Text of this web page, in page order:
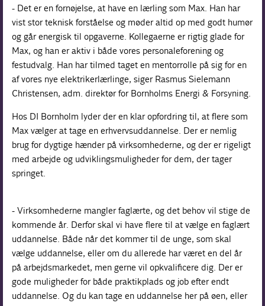
- Det er en fornøjelse, at have en lærling som Max. Han har
vist stor teknisk forståelse og møder altid op med godt humør
og går energisk til opgaverne. Kollegaerne er rigtig glade for
Max, og han er aktiv i både vores personaleforening og
festudvalg. Han har tilmed taget en mentorrolle på sig for en
af vores nye elektrikerlærlinge, siger Rasmus Sielemann
Christensen, adm. direktør for Bornholms Energi & Forsyning.
Hos DI Bornholm lyder der en klar opfordring til, at flere som
Max vælger at tage en erhvervsuddannelse. Der er nemlig
brug for dygtige hænder på virksomhederne, og der er rigeligt
med arbejde og udviklingsmuligheder for dem, der tager
springet.
- Virksomhederne mangler faglærte, og det behov vil stige de
kommende år. Derfor skal vi have flere til at vælge en faglært
uddannelse. Både når det kommer til de unge, som skal
vælge uddannelse, eller om du allerede har været en del år
på arbejdsmarkedet, men gerne vil opkvalificere dig. Der er
gode muligheder for både praktikplads og job efter endt
uddannelse. Og du kan tage en uddannelse her på øen, eller